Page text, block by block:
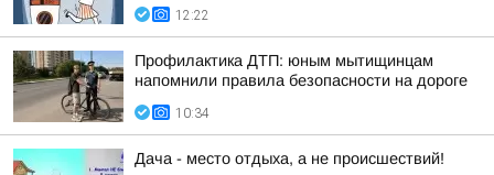
12:22
Профилактика ДТП: юным мытищинцам
напомнили правила безопасности на дороге
10:34
Дача - место отдыха, а не происшествий!